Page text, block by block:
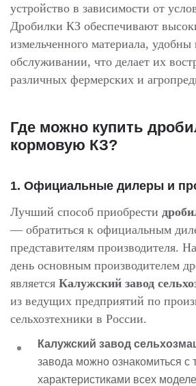
устройство в зависимости от
Дробилки КЗ обеспечивают
измельченного материала, удобны
обслуживании, что делает их
различных фермерских и
Где можно купить
кормовую КЗ?
1. Официальные дилеры и
Лучший способ приобрести
— обратиться к официальным
представителям производителя.
день основным производителем
является Калужский завод
из ведущих предприятий по
сельхозтехники в России.
Калужский завод
завода можно ознакомиться с
характеристиками всех